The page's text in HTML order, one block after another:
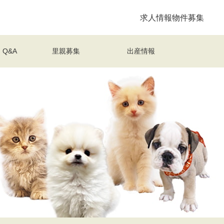
求人情報物件募集
Q&A 里親募集 出産情報